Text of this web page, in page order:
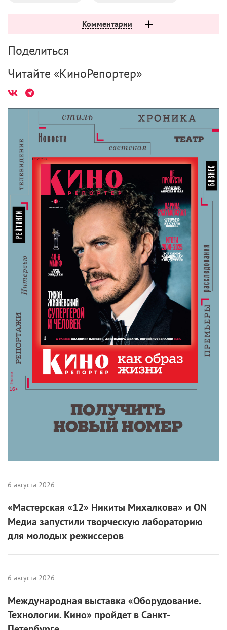
Комментарии
Поделиться
Читайте «КиноРепортер»
6 августа 2026
«Мастерская «12» Никиты Михалкова» и ON
Медиа запустили творческую лабораторию
для молодых режиссеров
6 августа 2026
Международная выставка «Оборудование.
Технологии. Кино» пройдет в Санкт-